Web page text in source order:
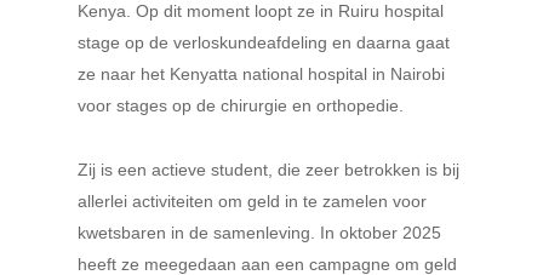
Kenya. Op dit moment loopt ze in Ruiru hospital
stage op de verloskundeafdeling en daarna gaat
ze naar het Kenyatta national hospital in Nairobi
voor stages op de chirurgie en orthopedie.
Zij is een actieve student, die zeer betrokken is bij
allerlei activiteiten om geld in te zamelen voor
kwetsbaren in de samenleving. In oktober 2025
heeft ze meegedaan aan een campagne om geld